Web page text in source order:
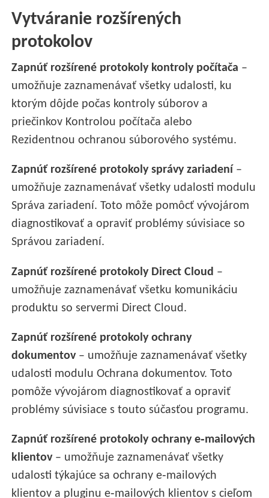
Vytváranie rozšírených
protokolov
Zapnúť rozšírené protokoly kontroly počítača –
umožňuje zaznamenávať všetky udalosti, ku
ktorým dôjde počas kontroly súborov a
priečinkov Kontrolou počítača alebo
Rezidentnou ochranou súborového systému.
Zapnúť rozšírené protokoly správy zariadení –
umožňuje zaznamenávať všetky udalosti modulu
Správa zariadení. Toto môže pomôcť vývojárom
diagnostikovať a opraviť problémy súvisiace so
Správou zariadení.
Zapnúť rozšírené protokoly Direct Cloud –
umožňuje zaznamenávať všetku komunikáciu
produktu so servermi Direct Cloud.
Zapnúť rozšírené protokoly ochrany
dokumentov– umožňuje zaznamenávať všetky
udalosti modulu Ochrana dokumentov. Toto
pomôže vývojárom diagnostikovať a opraviť
problémy súvisiace s touto súčasťou programu.
Zapnúť rozšírené protokoly ochrany e‑mailových
klientov– umožňuje zaznamenávať všetky
udalosti týkajúce sa ochrany e‑mailových
klientov a pluginu e‑mailových klientov s cieľom